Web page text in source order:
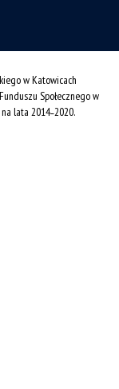
w Katowicach
Społecznego w
lata 2014˗2020.